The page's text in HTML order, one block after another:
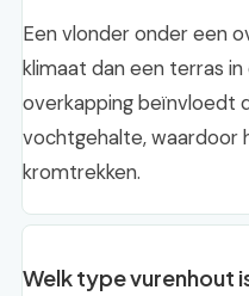
Een vlonder onder een
klimaat dan een terras
overkapping beïnvloedt
vochtgehalte, waardoor
kromtrekken.
Welk type vurenhout